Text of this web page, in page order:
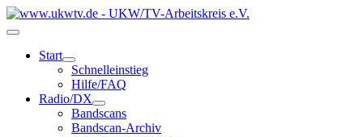
Start
Schnelleinstieg
Hilfe/FAQ
Radio/DX
Bandscans
Bandscan-Archiv